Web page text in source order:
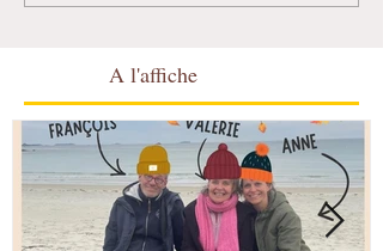
A l'affiche